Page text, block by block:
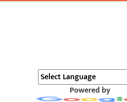
Powered by